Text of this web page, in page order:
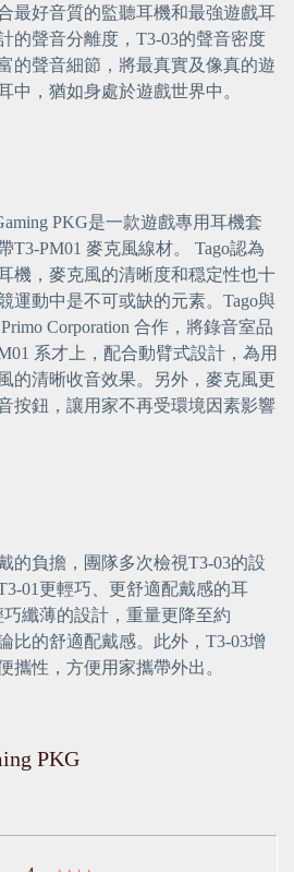
最好音質的監聽耳機和最強遊戲耳
的聲音分離度，T3-03的聲音密度
的聲音細節，將最真實及像真的遊
中，猶如身處於遊戲世界中。
PKG是一款遊戲專用耳機套
T3-PM01 麥克風線材。 Tago認為
機，麥克風的清晰度和穏定性也十
運動中是不可或缺的元素。Tago與
Corporation 合作，將錄音室品
系才上，配合動臂式設計，為用
的清晰收音效果。另外，麥克風更
按鈕，讓用家不再受環境因素影響
的負擔，團隊多次檢視T3-03的設
01更輕巧、更舒適配戴感的耳
纖薄的設計，重量更降至約
比的舒適配戴感。此外，T3-03增
攜性，方便用家攜帶外出。
PKG